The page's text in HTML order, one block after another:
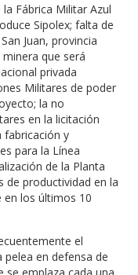
Fábrica Militar Azul
Sipolex; falta de
Juan, provincia
que será
privada
Militares de poder
la no
en la licitación
fabricación y
para la Línea
de la Planta
de productividad en la
en los últimos 10
el
en defensa de
emplaza cada una